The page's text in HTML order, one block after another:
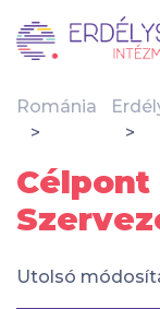
Románia
Utolsó